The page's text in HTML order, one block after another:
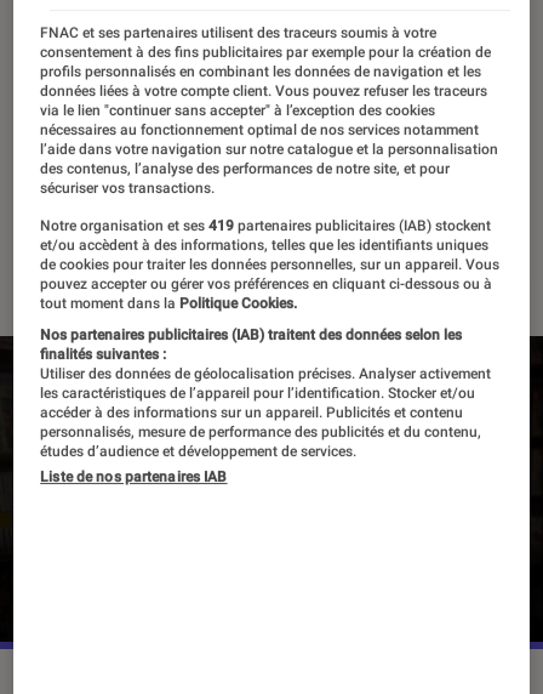
Jagaaan, le conseil du Chef
Otaku
02 octobre 2019・ParMilan Lebas
Manga du mois
51 vidéos
Pour lire la vidéo l’activation des cookies
publicitaires est nécessaire.
FNAC et ses partenaires utilisent des traceurs soumis à votre
consentement à des fins publicitaires par exemple pour la création de
profils personnalisés en combinant les données de navigation et les
données liées à votre compte client. Vous pouvez refuser les traceurs
via le lien "continuer sans accepter" à l’exception des cookies
nécessaires au fonctionnement optimal de nos services notamment
l’aide dans votre navigation sur notre catalogue et la personnalisation
des contenus, l’analyse des performances de notre site, et pour
sécuriser vos transactions.
Notre organisation et ses419 partenaires publicitaires (IAB) stockent
et/ou accèdent à des informations, telles que les identifiants uniques
de cookies pour traiter les données personnelles, sur un appareil. Vous
pouvez accepter ou gérer vos préférences en cliquant ci-dessous ou à
tout moment dans la Politique Cookies.
Nos partenaires publicitaires (IAB) traitent des données selon les
finalités suivantes :
Utiliser des données de géolocalisation précises. Analyser activement
les caractéristiques de l’appareil pour l’identification. Stocker et/ou
accéder à des informations sur un appareil. Publicités et contenu
personnalisés, mesure de performance des publicités et du contenu,
études d’audience et développement de services.
Liste de nos partenaires IAB